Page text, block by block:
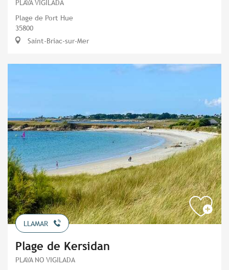
PLAYA VIGILADA
Plage de Port Hue
35800
Saint-Briac-sur-Mer
LLAMAR
Plage de Kersidan
PLAYA NO VIGILADA